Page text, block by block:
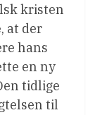
kristen
at der
hans
en ny
tidlige
til